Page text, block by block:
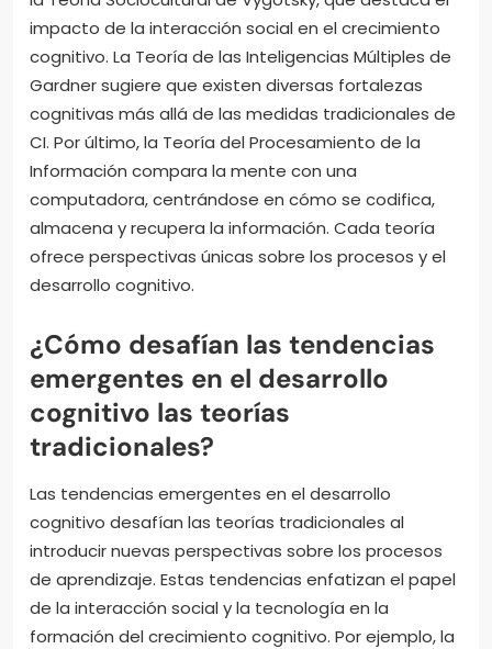
impacto de la interacción social en el crecimiento
cognitivo. La Teoría de las Inteligencias Múltiples de
Gardner sugiere que existen diversas fortalezas
cognitivas más allá de las medidas tradicionales de
CI. Por último, la Teoría del Procesamiento de la
Información compara la mente con una
computadora, centrándose en cómo se codifica,
almacena y recupera la información. Cada teoría
ofrece perspectivas únicas sobre los procesos y el
desarrollo cognitivo.
¿Cómo desafían las tendencias
emergentes en el desarrollo
cognitivo las teorías
tradicionales?
Las tendencias emergentes en el desarrollo
cognitivo desafían las teorías tradicionales al
introducir nuevas perspectivas sobre los procesos
de aprendizaje. Estas tendencias enfatizan el papel
de la interacción social y la tecnología en la
formación del crecimiento cognitivo. Por ejemplo, la